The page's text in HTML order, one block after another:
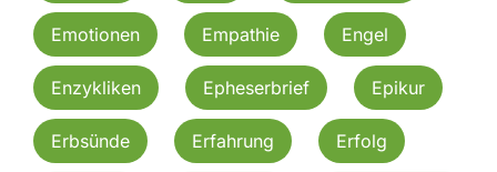
Emotionen Empathie Engel
Enzykliken Epheserbrief Epikur
Erbsünde Erfahrung Erfolg